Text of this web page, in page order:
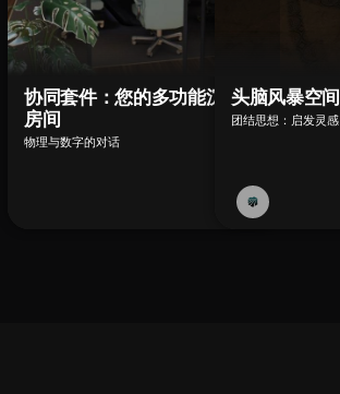
协同套件：您的多功能沉浸式
房间
物理与数字的对话
头脑风暴空间
团结思想：启发灵感